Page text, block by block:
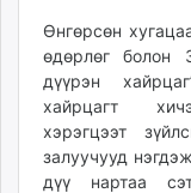
zarig.mn
today.mn
zuv.mn
mminfo.mn
ugluu.mn
urlag.mn
Өнгөрсөн
өдөрлөг болон
дүүрэн
хайрцагт
хэрэгцээт
залуучууд
дүү нартаа